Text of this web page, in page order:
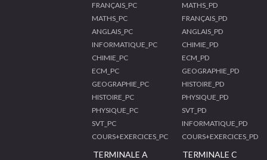
FRANÇAIS_PC
MATHS_PC
ANGLAIS_PC
INFORMATIQUE_PC
CHIMIE_PC
ECM_PC
GEOGRAPHIE_PC
HISTOIRE_PC
PHYSIQUE_PC
SVT_PC
COURS+EXERCICES_PC
MATHS_PD
FRANÇAIS_PD
ANGLAIS_PD
CHIMIE_PD
ECM_PD
GEOGRAPHIE_PD
HISTOIRE_PD
PHYSIQUE_PD
SVT_PD
INFORMATIQUE_PD
COURS+EXERCICES_PD
TERMINALE A TERMINALE C